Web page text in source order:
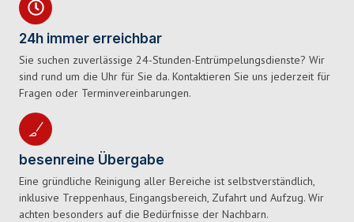
24h immer erreichbar
Sie suchen zuverlässige 24-Stunden-Entrümpelungsdienste? Wir
sind rund um die Uhr für Sie da. Kontaktieren Sie uns jederzeit für
Fragen oder Terminvereinbarungen.
besenreine Übergabe
Eine gründliche Reinigung aller Bereiche ist selbstverständlich,
inklusive Treppenhaus, Eingangsbereich, Zufahrt und Aufzug. Wir
achten besonders auf die Bedürfnisse der Nachbarn.